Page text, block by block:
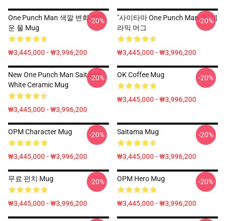
One Punch Man 색깔 변화 차가
운 물 Mug
₩3,445,000 - ₩3,996,200
-20%
"사이타마 One Punch Man 옥" 세
라믹 머그
₩3,445,000 - ₩3,996,200
-20%
New One Punch Man Saitama
White Ceramic Mug
₩3,445,000 - ₩3,996,200
-20% OK Coffee Mug
₩3,445,000 - ₩3,996,200
-20%
OPM Character Mug
₩3,445,000 - ₩3,996,200
-20% Saitama Mug
₩3,445,000 - ₩3,996,200
-20%
무료 펀치 Mug
₩3,445,000 - ₩3,996,200
-20% OPM Hero Mug
₩3,445,000 - ₩3,996,200
-20%